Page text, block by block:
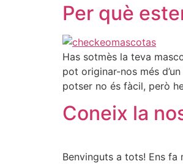
Per què
Has sotmès la teva
pot originar-nos més
potser no és fàcil, però
Coneix la
Benvinguts a tots! Ens fa